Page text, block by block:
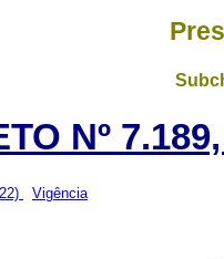
Nº
Vigência